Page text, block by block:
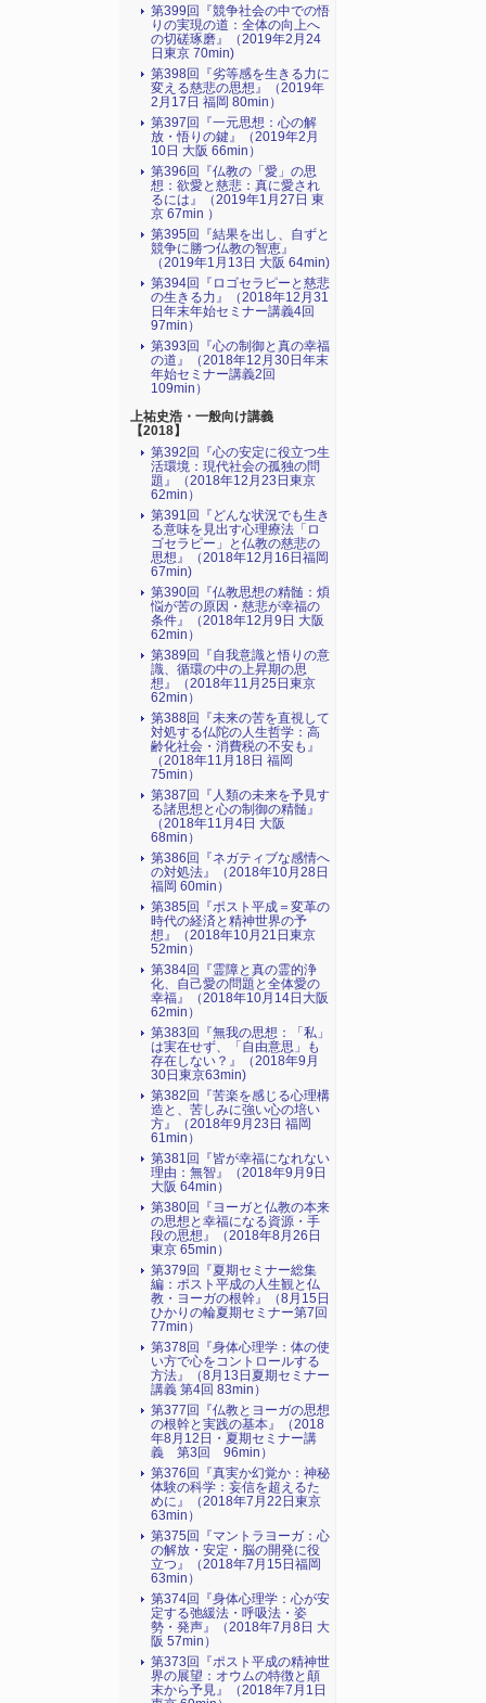
第399回『競争社会の中での悟
りの実現の道：全体の向上へ
の切磋琢磨』（2019年2月24
日東京 70min)
第398回『劣等感を生きる力に
変える慈悲の思想』（2019年
2月17日 福岡 80min）
第397回『一元思想：心の解
放・悟りの鍵』（2019年2月
10日 大阪 66min）
第396回『仏教の「愛」の思
想：欲愛と慈悲：真に愛され
るには』（2019年1月27日 東
京 67min ）
第395回『結果を出し、自ずと
競争に勝つ仏教の智恵』
（2019年1月13日 大阪 64min)
第394回『ロゴセラピーと慈悲
の生きる力』（2018年12月31
日年末年始セミナー講義4回
97min）
第393回『心の制御と真の幸福
の道』（2018年12月30日年末
年始セミナー講義2回
109min）
上祐史浩・一般向け講義
【2018】
第392回『心の安定に役立つ生
活環境：現代社会の孤独の問
題』（2018年12月23日東京
62min）
第391回『どんな状況でも生き
る意味を見出す心理療法「ロ
ゴセラピー」と仏教の慈悲の
思想』（2018年12月16日福岡
67min)
第390回『仏教思想の精髄：煩
悩が苦の原因・慈悲が幸福の
条件』（2018年12月9日 大阪
62min）
第389回『自我意識と悟りの意
識、循環の中の上昇期の思
想』（2018年11月25日東京
62min）
第388回『未来の苦を直視して
対処する仏陀の人生哲学：高
齢化社会・消費税の不安も』
（2018年11月18日 福岡
75min）
第387回『人類の未来を予見す
る諸思想と心の制御の精髄』
（2018年11月4日 大阪
68min）
第386回『ネガティブな感情へ
の対処法』（2018年10月28日
福岡 60min）
第385回『ポスト平成＝変革の
時代の経済と精神世界の予
想』（2018年10月21日東京
52min）
第384回『霊障と真の霊的浄
化、自己愛の問題と全体愛の
幸福』（2018年10月14日大阪
62min）
第383回『無我の思想：「私」
は実在せず、「自由意思」も
存在しない？』（2018年9月
30日東京63min)
第382回『苦楽を感じる心理構
造と、苦しみに強い心の培い
方』（2018年9月23日 福岡
61min）
第381回『皆が幸福になれない
理由：無智』（2018年9月9日
大阪 64min）
第380回『ヨーガと仏教の本来
の思想と幸福になる資源・手
段の思想』（2018年8月26日
東京 65min）
第379回『夏期セミナー総集
編：ポスト平成の人生観と仏
教・ヨーガの根幹』（8月15日
ひかりの輪夏期セミナー第7回
77min）
第378回『身体心理学：体の使
い方で心をコントロールする
方法』（8月13日夏期セミナー
講義 第4回 83min）
第377回『仏教とヨーガの思想
の根幹と実践の基本』（2018
年8月12日・夏期セミナー講
義 第3回 96min）
第376回『真実か幻覚か：神秘
体験の科学：妄信を超えるた
めに』（2018年7月22日東京
63min）
第375回『マントラヨーガ：心
の解放・安定・脳の開発に役
立つ』（2018年7月15日福岡
63min）
第374回『身体心理学：心が安
定する弛緩法・呼吸法・姿
勢・発声』（2018年7月8日 大
阪 57min）
第373回『ポスト平成の精神世
界の展望：オウムの特徴と顛
末から予見』（2018年7月1日